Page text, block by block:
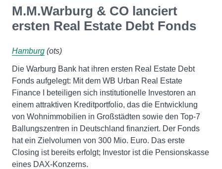
M.M.Warburg & CO lanciert
ersten Real Estate Debt Fonds
Hamburg (ots)
Die Warburg Bank hat ihren ersten Real Estate Debt
Fonds aufgelegt: Mit dem WB Urban Real Estate
Finance I beteiligen sich institutionelle Investoren an
einem attraktiven Kreditportfolio, das die Entwicklung
von Wohnimmobilien in Großstädten sowie den Top-7
Ballungszentren in Deutschland finanziert. Der Fonds
hat ein Zielvolumen von 300 Mio. Euro. Das erste
Closing ist bereits erfolgt; Investor ist die Pensionskasse
eines DAX-Konzerns.